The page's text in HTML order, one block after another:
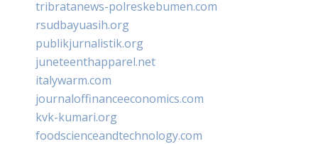
tribratanews-polreskebumen.com
rsudbayuasih.org
publikjurnalistik.org
juneteenthapparel.net
italywarm.com
journaloffinanceeconomics.com
kvk-kumari.org
foodscienceandtechnology.com